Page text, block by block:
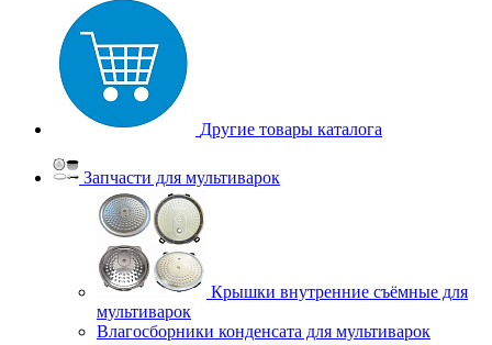
Другие товары каталога
Запчасти для мультиварок
Крышки внутренние съёмные для
мультиварок
Влагосборники конденсата для мультиварок